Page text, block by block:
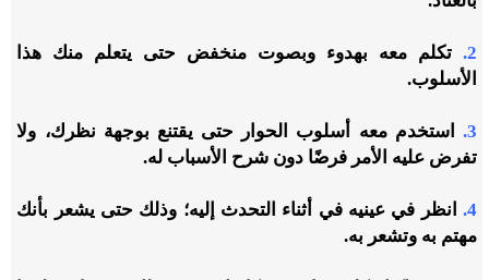
2.
تكلم معه بهدوء وبصوت منخفض حتى يتعلم منك هذا
الأسلوب.
3.
استخدم معه أسلوب الحوار حتى يقتنع بوجهة نظرك، ولا
تفرض عليه الأمر فرضًا دون شرح الأسباب له.
4.
انظر في عينيه في أثناء التحدث إليه؛ وذلك حتى يشعر بأنك
مهتم به وتشعر به.